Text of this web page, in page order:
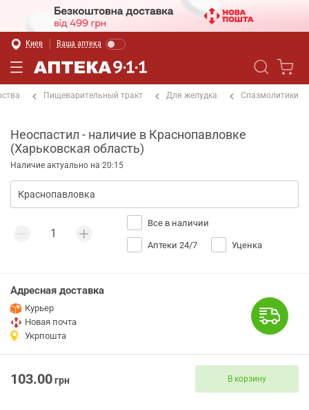
Киев Ваша аптека
Пищеварительный тракт Для желудка Спазмолитики
Неоспастил - наличие в Краснопавловке
(Харьковская область)
Наличие актуально на 20:15
Все в наличии
Аптеки 24/7 Уценка
Адресная доставка
Курьер
Новая почта
Укрпошта
103.00грн В корзину